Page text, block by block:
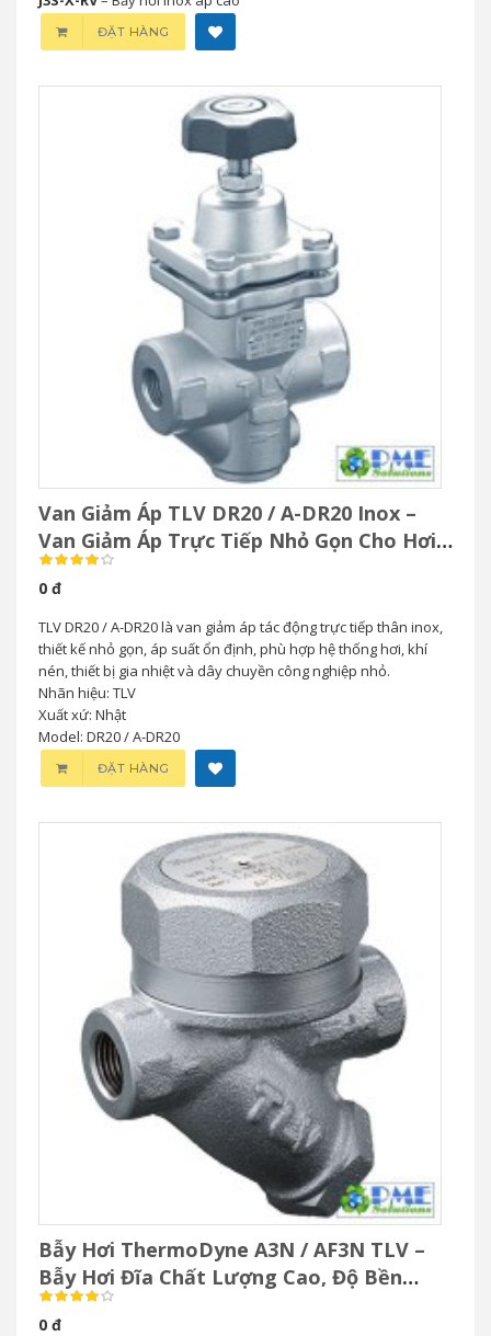
ĐẶT HÀNG
Van Giảm Áp TLV DR20 / A-DR20 Inox –
Van Giảm Áp Trực Tiếp Nhỏ Gọn Cho Hơi
& Khí Nén
0 đ
TLV DR20 / A-DR20 là van giảm áp tác động trực tiếp thân inox,
thiết kế nhỏ gọn, áp suất ổn định, phù hợp hệ thống hơi, khí
nén, thiết bị gia nhiệt và dây chuyền công nghiệp nhỏ.
Nhãn hiệu: TLV
Xuất xứ: Nhật
Model: DR20 / A-DR20
ĐẶT HÀNG
Bẫy Hơi ThermoDyne A3N / AF3N TLV –
Bẫy Hơi Đĩa Chất Lượng Cao, Độ Bền
Vượt Trội
0 đ